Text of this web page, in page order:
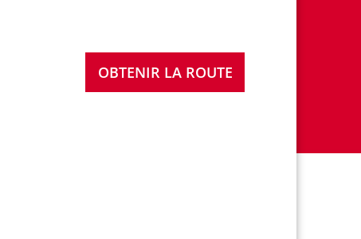
OBTENIR LA ROUTE